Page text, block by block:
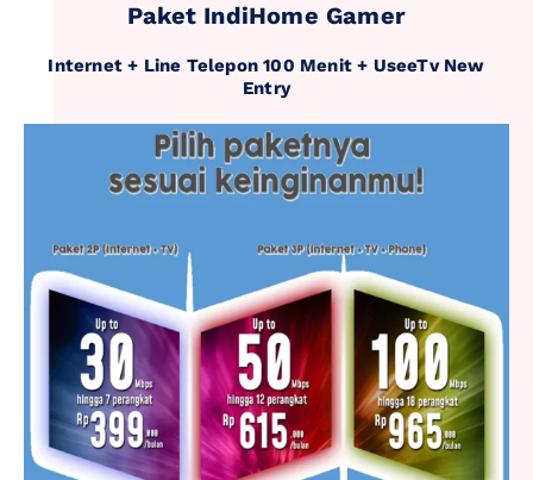
Paket IndiHome Gamer
Internet + Line Telepon 100 Menit + UseeTv New
Entry